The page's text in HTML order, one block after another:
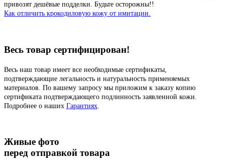
привозят дешёвые подделки. Будьте осторожны!!
Как отличить крокодиловую кожу от имитации.
Весь товар сертифицирован!
Весь наш товар имеет все необходимые сертификаты,
подтверждающие легальность и натуральность применяемых
материалов. По вашему запросу мы приложим к заказу копию
сертификата подтверждающего подлинность заявленной кожи.
Подробнее о наших Гарантиях
Живые фото
перед отправкой товара